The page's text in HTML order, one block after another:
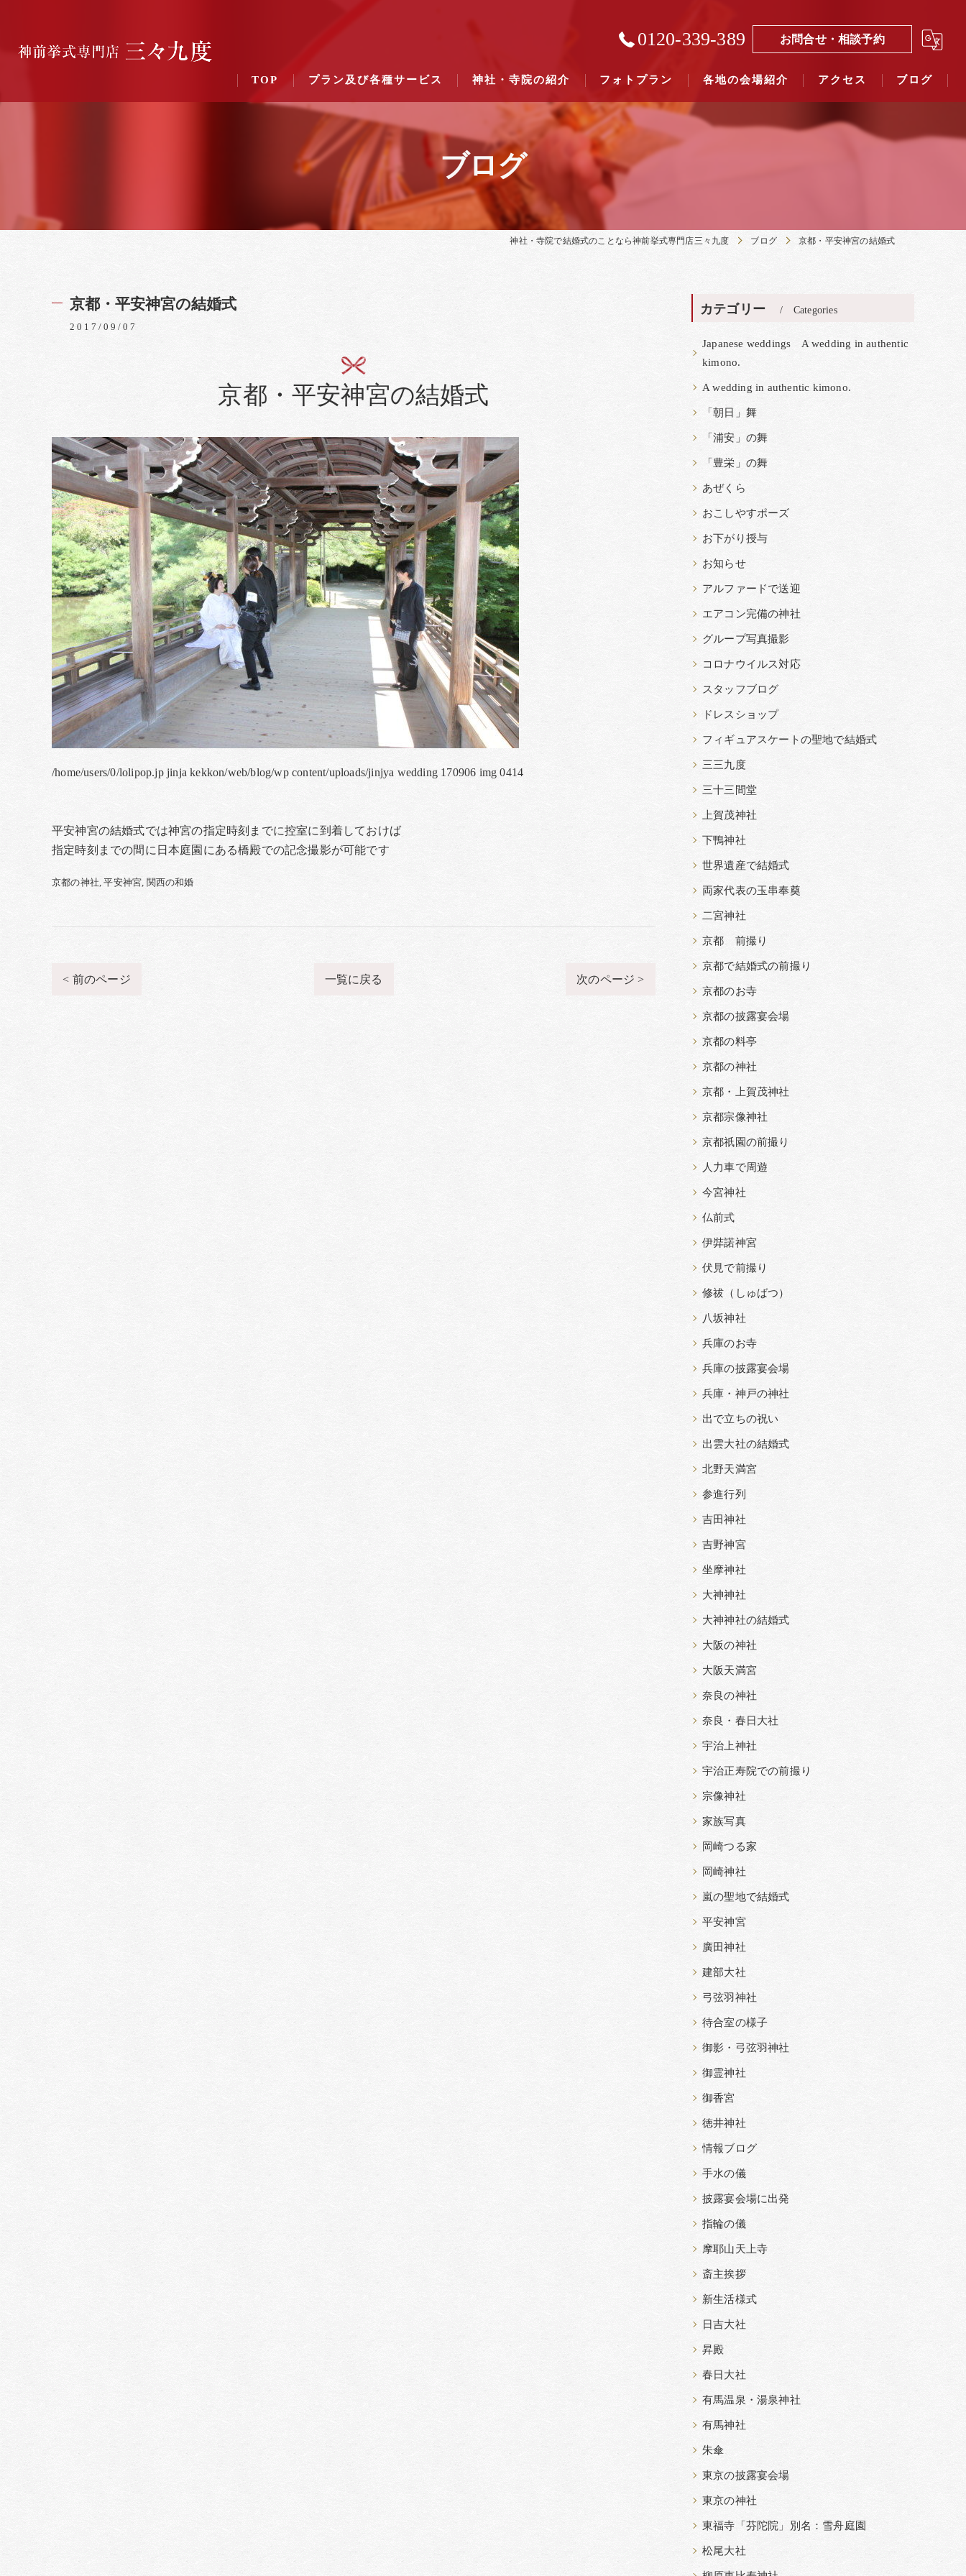
0120-339-389 お問合せ・相談予約
TOP プラン及び各種サービス 神社・寺院の紹介
結婚式のできる東京都下の神社一覧（４０社寺）｜三々九度東京
結婚式のできる関東六県の神社一覧（７５社）県別表示｜三々九度東京
フォトプラン 各地の会場紹介 アクセス ブログ
ブログ
神社・寺院で結婚式のことなら神前挙式専門店三々九度 ブログ 京都・平安神宮の結婚式
京都・平安神宮の結婚式
2017/09/07
京都・平安神宮の結婚式
/home/users/0/lolipop.jp jinja kekkon/web/blog/wp content/uploads/jinjya wedding 170906 img 0414
平安神宮の結婚式では神宮の指定時刻までに控室に到着しておけば
指定時刻までの間に日本庭園にある橋殿での記念撮影が可能です
京都の神社 平安神宮 関西の和婚
< 前のページ 一覧に戻る 次のページ >
カテゴリー Categories
Japanese weddings A wedding in authentic
kimono.
A wedding in authentic kimono.
「朝日」舞
「浦安」の舞
「豊栄」の舞
あぜくら
おこしやすポーズ
お下がり授与
お知らせ
アルファードで送迎
エアコン完備の神社
グループ写真撮影
コロナウイルス対応
スタッフブログ
ドレスショップ
フィギュアスケートの聖地で結婚式
三三九度
三十三間堂
上賀茂神社
下鴨神社
世界遺産で結婚式
両家代表の玉串奉奠
二宮神社
京都 前撮り
京都で結婚式の前撮り
京都のお寺
京都の披露宴会場
京都の料亭
京都の神社
京都・上賀茂神社
京都宗像神社
京都祇園の前撮り
人力車で周遊
今宮神社
仏前式
伊弉諾神宮
伏見で前撮り
修祓（しゅばつ）
八坂神社
兵庫のお寺
兵庫の披露宴会場
兵庫・神戸の神社
出で立ちの祝い
出雲大社の結婚式
北野天満宮
参進行列
吉田神社
吉野神宮
坐摩神社
大神神社
大神神社の結婚式
大阪の神社
大阪天満宮
奈良の神社
奈良・春日大社
宇治上神社
宇治正寿院での前撮り
宗像神社
家族写真
岡崎つる家
岡崎神社
嵐の聖地で結婚式
平安神宮
廣田神社
建部大社
弓弦羽神社
待合室の様子
御影・弓弦羽神社
御霊神社
御香宮
徳井神社
情報ブログ
手水の儀
披露宴会場に出発
指輪の儀
摩耶山天上寺
斎主挨拶
新生活様式
日吉大社
昇殿
春日大社
有馬温泉・湯泉神社
有馬神社
朱傘
東京の披露宴会場
東京の神社
東福寺「芬陀院」別名：雪舟庭園
松尾大社